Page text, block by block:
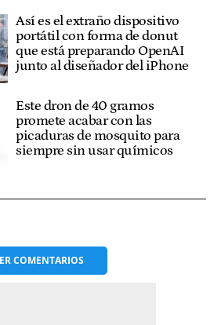
Así es el extraño dispositivo
portátil con forma de donut
que está preparando OpenAI
junto al diseñador del iPhone
Este dron de 40 gramos
promete acabar con las
picaduras de mosquito para
siempre sin usar químicos
COMENTARIOS